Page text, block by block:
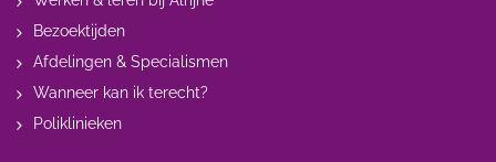
Bezoektijden
Afdelingen & Specialismen
Wanneer kan ik terecht?
Poliklinieken